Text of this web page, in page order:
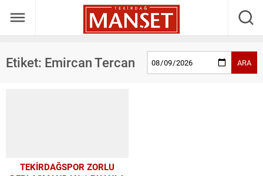
Etiket: Emircan Tercan ARA
TEKİRDAĞSPOR ZORLU